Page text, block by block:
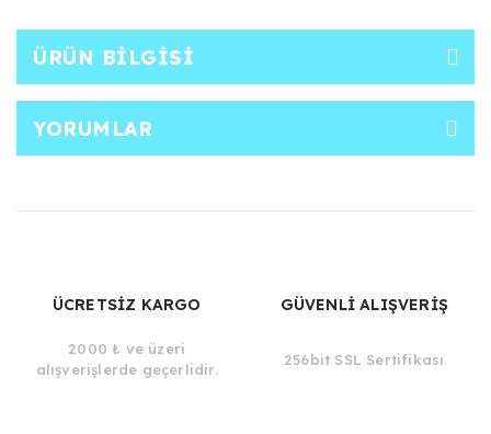
ÜRÜN BILGISI
YORUMLAR
ÜCRETSİZ KARGO
2000 ₺ ve üzeri
alışverişlerde geçerlidir.
GÜVENLİ ALIŞVERİŞ
256bit SSL Sertifikası